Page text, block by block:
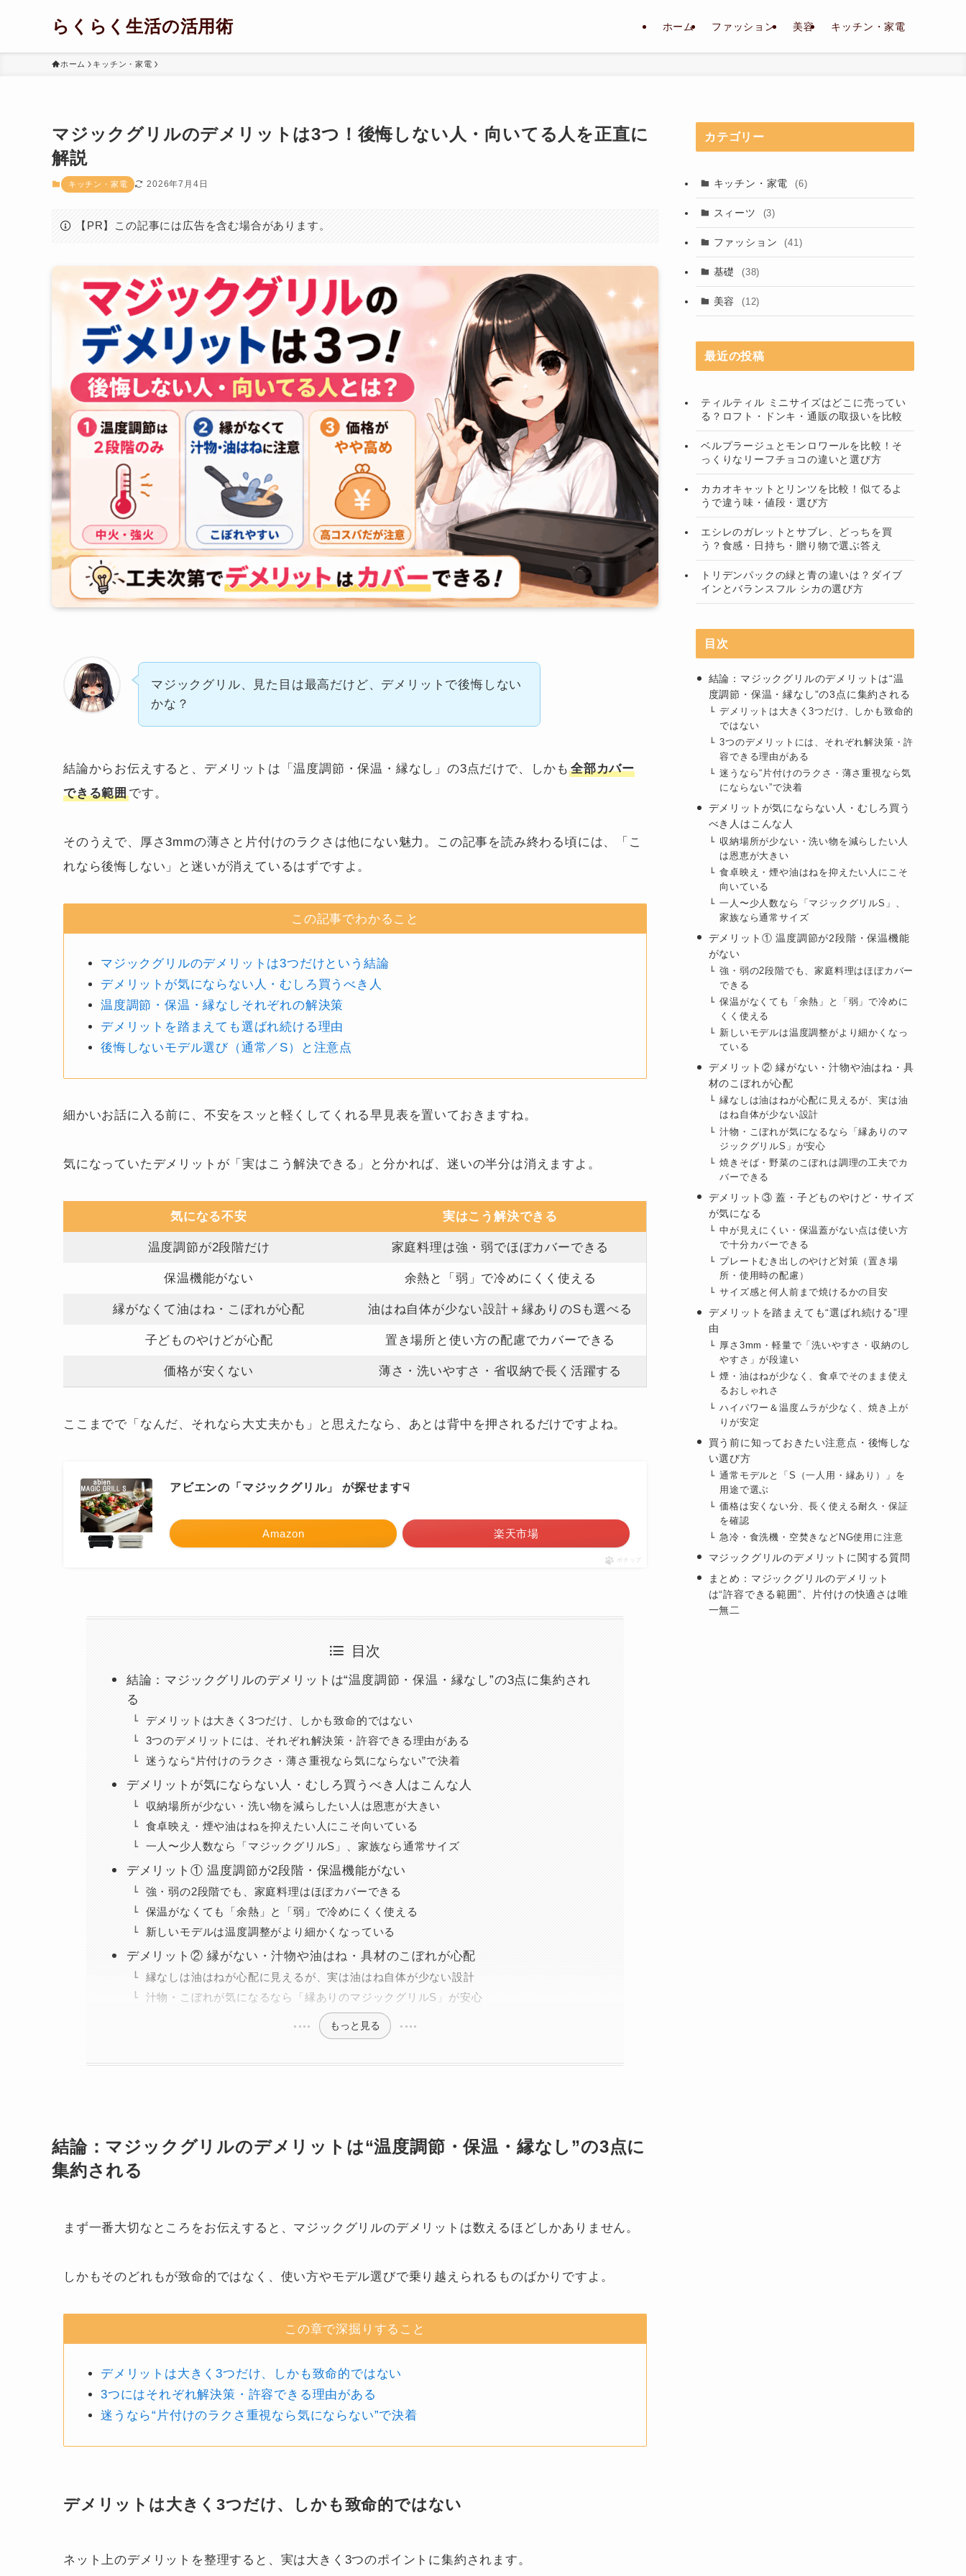
らくらく生活の活用術 ホーム ファッション 美容 キッチン・家電
ホーム キッチン・家電
マジックグリルのデメリットは3つ！後悔しない人・向いてる人を正直に
解説
キッチン・家電 2026年7月4日
【PR】この記事には広告を含む場合があります。
マジックグリル、見た目は最高だけど、デメリットで後悔しない
かな？
結論からお伝えすると、デメリットは「温度調節・保温・縁なし」の3点だけで、しかも 全部カバー
できる範囲です。
そのうえで、厚さ3mmの薄さと片付けのラクさは他にない魅力。この記事を読み終わる頃には、「こ
れなら後悔しない」と迷いが消えているはずですよ。
この記事でわかること
マジックグリルのデメリットは3つだけという結論
デメリットが気にならない人・むしろ買うべき人
温度調節・保温・縁なしそれぞれの解決策
デメリットを踏まえても選ばれ続ける理由
後悔しないモデル選び（通常／S）と注意点
細かいお話に入る前に、不安をスッと軽くしてくれる早見表を置いておきますね。
気になっていたデメリットが「実はこう解決できる」と分かれば、迷いの半分は消えますよ。
気になる不安 実はこう解決できる
温度調節が2段階だけ 家庭料理は強・弱でほぼカバーできる
保温機能がない 余熱と「弱」で冷めにくく使える
縁がなくて油はね・こぼれが心配 油はね自体が少ない設計＋縁ありのSも選べる
子どものやけどが心配 置き場所と使い方の配慮でカバーできる
価格が安くない 薄さ・洗いやすさ・省収納で長く活躍する
ここまでで「なんだ、それなら大丈夫かも」と思えたなら、あとは背中を押されるだけですよね。
アビエンの「マジックグリル」 が探せます☟
Amazon 楽天市場
ポチップ
目次
結論：マジックグリルのデメリットは“温度調節・保温・縁なし”の3点に集約され
る
デメリットは大きく3つだけ、しかも致命的ではない
3つのデメリットには、それぞれ解決策・許容できる理由がある
迷うなら“片付けのラクさ・薄さ重視なら気にならない”で決着
デメリットが気にならない人・むしろ買うべき人はこんな人
収納場所が少ない・洗い物を減らしたい人は恩恵が大きい
食卓映え・煙や油はねを抑えたい人にこそ向いている
一人〜少人数なら「マジックグリルS」、家族なら通常サイズ
デメリット① 温度調節が2段階・保温機能がない
強・弱の2段階でも、家庭料理はほぼカバーできる
保温がなくても「余熱」と「弱」で冷めにくく使える
新しいモデルは温度調整がより細かくなっている
デメリット② 縁がない・汁物や油はね・具材のこぼれが心配
縁なしは油はねが心配に見えるが、実は油はね自体が少ない設計
汁物・こぼれが気になるなら「縁ありのマジックグリルS」が安心
もっと見る
結論：マジックグリルのデメリットは“温度調節・保温・縁なし”の3点に
集約される
まず一番大切なところをお伝えすると、マジックグリルのデメリットは数えるほどしかありません。
しかもそのどれもが致命的ではなく、使い方やモデル選びで乗り越えられるものばかりですよ。
この章で深掘りすること
デメリットは大きく3つだけ、しかも致命的ではない
3つにはそれぞれ解決策・許容できる理由がある
迷うなら“片付けのラクさ重視なら気にならない”で決着
デメリットは大きく3つだけ、しかも致命的ではない
ネット上のデメリットを整理すると、実は大きく3つのポイントに集約されます。
カテゴリー
キッチン・家電 (6)
スィーツ (3)
ファッション (41)
基礎 (38)
美容 (12)
最近の投稿
ティルティル ミニサイズはどこに売ってい
る？ロフト・ドンキ・通販の取扱いを比較
ベルプラージュとモンロワールを比較！そ
っくりなリーフチョコの違いと選び方
カカオキャットとリンツを比較！似てるよ
うで違う味・値段・選び方
エシレのガレットとサブレ、どっちを買
う？食感・日持ち・贈り物で選ぶ答え
トリデンパックの緑と青の違いは？ダイブ
インとバランスフル シカの選び方
目次
結論：マジックグリルのデメリットは“温
度調節・保温・縁なし”の3点に集約される
デメリットは大きく3つだけ、しかも致命的
ではない
3つのデメリットには、それぞれ解決策・許
容できる理由がある
迷うなら“片付けのラクさ・薄さ重視なら気
にならない”で決着
デメリットが気にならない人・むしろ買う
べき人はこんな人
収納場所が少ない・洗い物を減らしたい人
は恩恵が大きい
食卓映え・煙や油はねを抑えたい人にこそ
向いている
一人〜少人数なら「マジックグリルS」、
家族なら通常サイズ
デメリット① 温度調節が2段階・保温機能
がない
強・弱の2段階でも、家庭料理はほぼカバー
できる
保温がなくても「余熱」と「弱」で冷めに
くく使える
新しいモデルは温度調整がより細かくなっ
ている
デメリット② 縁がない・汁物や油はね・具
材のこぼれが心配
縁なしは油はねが心配に見えるが、実は油
はね自体が少ない設計
汁物・こぼれが気になるなら「縁ありのマ
ジックグリルS」が安心
焼きそば・野菜のこぼれは調理の工夫でカ
バーできる
デメリット③ 蓋・子どものやけど・サイズ
が気になる
中が見えにくい・保温蓋がない点は使い方
で十分カバーできる
プレートむき出しのやけど対策（置き場
所・使用時の配慮）
サイズ感と何人前まで焼けるかの目安
デメリットを踏まえても“選ばれ続ける”理
由
厚さ3mm・軽量で「洗いやすさ・収納のし
やすさ」が段違い
煙・油はねが少なく、食卓でそのまま使え
るおしゃれさ
ハイパワー＆温度ムラが少なく、焼き上が
りが安定
買う前に知っておきたい注意点・後悔しな
い選び方
通常モデルと「S（一人用・縁あり）」を
用途で選ぶ
価格は安くない分、長く使える耐久・保証
を確認
急冷・食洗機・空焚きなどNG使用に注意
マジックグリルのデメリットに関する質問
まとめ：マジックグリルのデメリット
は“許容できる範囲”、片付けの快適さは唯
一無二